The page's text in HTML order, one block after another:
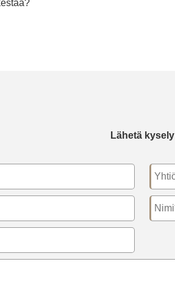
Lähetä kysely